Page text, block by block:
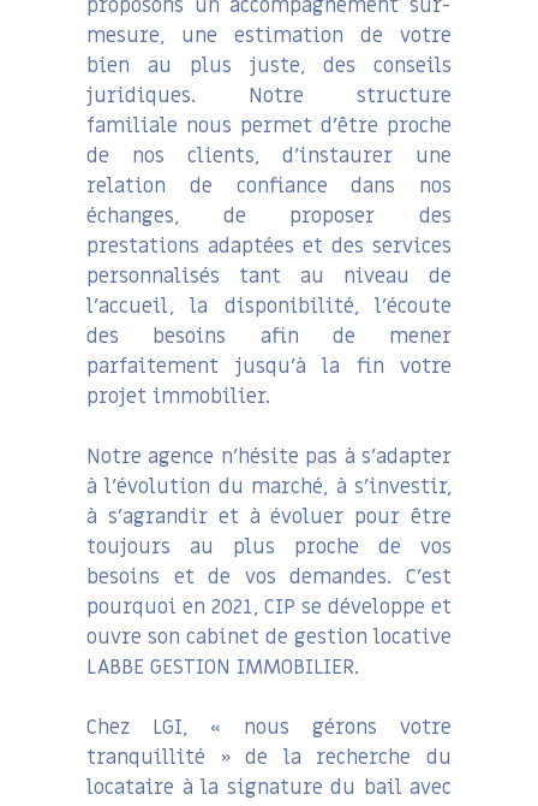
proposons un accompagnement sur-
mesure, une estimation de votre
bien au plus juste, des conseils
juridiques. Notre structure
familiale nous permet d’être proche
de nos clients, d’instaurer une
relation de confiance dans nos
échanges, de proposer des
prestations adaptées et des services
personnalisés tant au niveau de
l’accueil, la disponibilité, l’écoute
des besoins afin de mener
parfaitement jusqu’à la fin votre
projet immobilier.
Notre agence n’hésite pas à s’adapter
à l’évolution du marché, à s’investir,
à s’agrandir et à évoluer pour être
toujours au plus proche de vos
besoins et de vos demandes. C’est
pourquoi en 2021, CIP se développe et
ouvre son cabinet de gestion locative
LABBE GESTION IMMOBILIER.
Chez LGI, « nous gérons votre
tranquillité » de la recherche du
locataire à la signature du bail avec